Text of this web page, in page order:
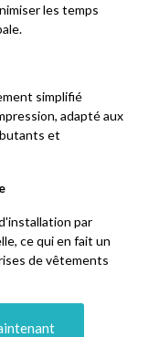
les temps
simplifié
adapté aux
et
par
ce qui en fait un
de vêtements